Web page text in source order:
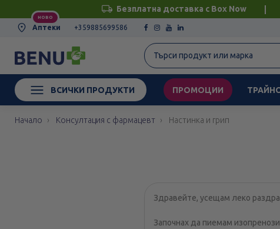
Безплатна доставка с Box Now
НОВО
Аптеки +359885699586
ВСИЧКИ ПРОДУКТИ ПРОМОЦИИ
Начало Консултация с фармацевт Настинка и грип
Здравейте, усещам леко
Започнах да пиемам